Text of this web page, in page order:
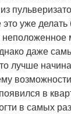
уже
даже
лучше
возможности
в
в самых